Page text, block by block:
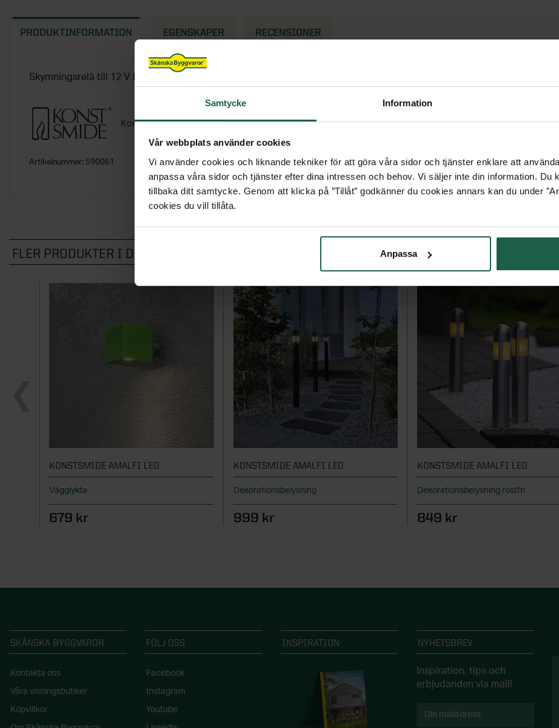
Samtycke Information
Vår webbplats använder cookies
Vi använder cookies och liknande tekniker för att göra våra sidor och tjänster enklare att
anpassa våra sidor och tjänster efter dina intressen och behov. Vi säljer inte din information. Du
tillbaka ditt samtycke. Genom att klicka på ″Tillåt″ godkänner du cookies annars kan du under
cookies du vill tillåta.
Anpassa
PRODUKTINFORMATION EGENSKAPER RECENSIONER
Skymningsrelä till 12 V LED spots från Konstsmide.
Konstsmide
Artikelnummer: 590061
FLER PRODUKTER I DENNA KATEGORI
KONSTSMIDE AMALFI LED
Vägglykta
679 kr
KONSTSMIDE AMALFI LED
Dekorationsbelysning
999 kr
KONSTSMIDE AMALFI LED
Dekorationsbelysning rostfri
849 kr
SKÅNSKA BYGGVAROR
Kontakta oss
Våra visningsbutiker
Köpvillkor
FÖLJ OSS
Facebook
Instagram
Youtube
INSPIRATION NYHETSBREV
Inspiration, tips och
erbjudanden via mail!